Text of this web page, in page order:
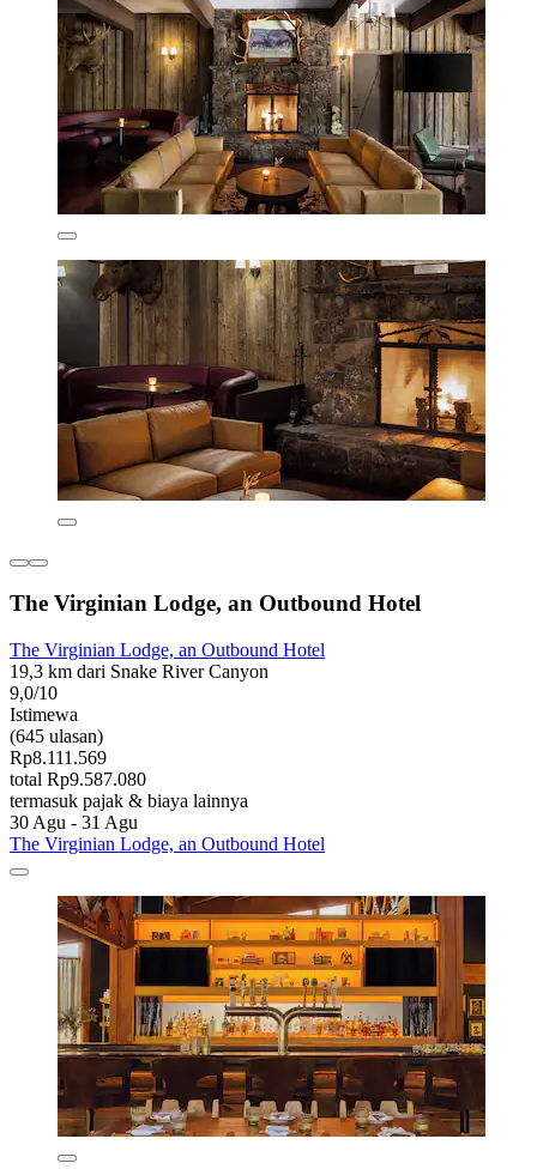
The Virginian Lodge, an Outbound Hotel
The Virginian Lodge, an Outbound Hotel
19,3 km dari Snake River Canyon
9,0/10
Istimewa
(645 ulasan)
Rp8.111.569
total Rp9.587.080
termasuk pajak & biaya lainnya
30 Agu - 31 Agu
The Virginian Lodge, an Outbound Hotel